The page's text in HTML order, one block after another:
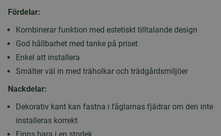
Fördelar:
Kombinerar funktion med estetiskt tilltalande design
God hållbarhet med tanke på priset
Enkel att installera
Smälter väl in med träholkar och trädgårdsmiljöer
Nackdelar:
Dekorativ kant kan fastna i fåglarnas fjädrar om den inte
installeras korrekt